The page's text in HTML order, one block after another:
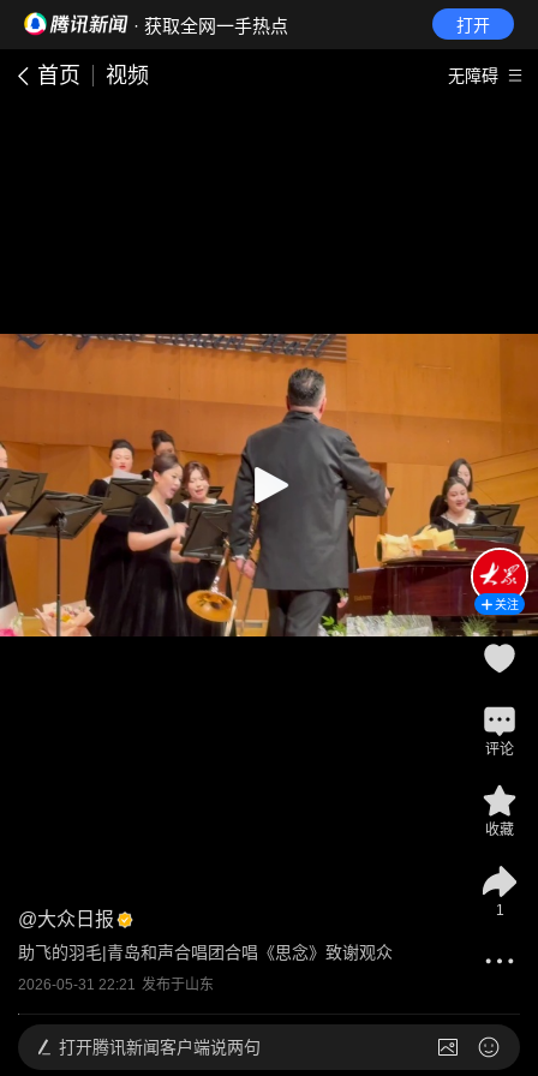
· 获取全网一手热点 打开
首页 视频 无障碍
@大众日报
助飞的羽毛|青岛和声合唱团合唱《思念》致谢观众
2026-05-31 22:21 发布于山东
关注
评论
收藏
1
打开腾讯新闻客户端说两句